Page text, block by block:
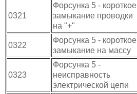
0321
Форсунка 5 - короткое
замыкание проводки
на "+"
0322
Форсунка 5 - короткое
замыкание на массу
0323
Форсунка 5 -
неисправность
электрической цепи